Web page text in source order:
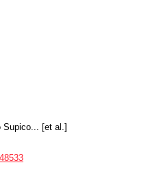
Supico... [et al.]